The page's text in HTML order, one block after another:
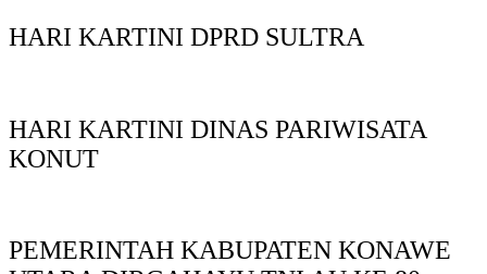
HARI KARTINI DPRD SULTRA
HARI KARTINI DINAS PARIWISATA
KONUT
PEMERINTAH KABUPATEN KONAWE